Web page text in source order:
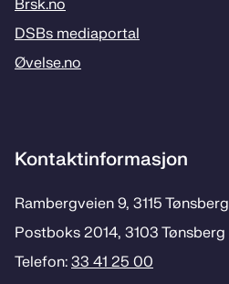
Brsk.no
DSBs mediaportal
Øvelse.no
Kontaktinformasjon
Rambergveien 9, 3115 Tønsberg
Postboks 2014, 3103 Tønsberg
Telefon: 33 41 25 00